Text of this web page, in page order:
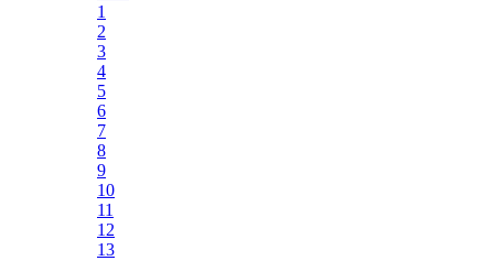
1
2
3
4
5
6
7
8
9
10
11
12
13